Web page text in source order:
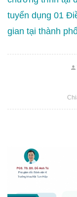
tuyển dụng 01
gian tại thành